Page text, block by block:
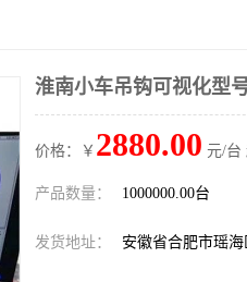
淮南小车吊钩可视化型
价格：￥ 2880.00 元/台
产品数量： 1000000.00台
发货地址： 安徽省合肥市瑶海